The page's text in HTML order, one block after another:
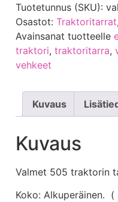
Tuotetunnus (SKU):
Osastot: Traktoritarrat,
Avainsanat tuotteelle
traktori, traktoritarra,
vehkeet
Kuvaus
Kuvaus
Valmet 505 traktorin
Koko: Alkuperäinen. (